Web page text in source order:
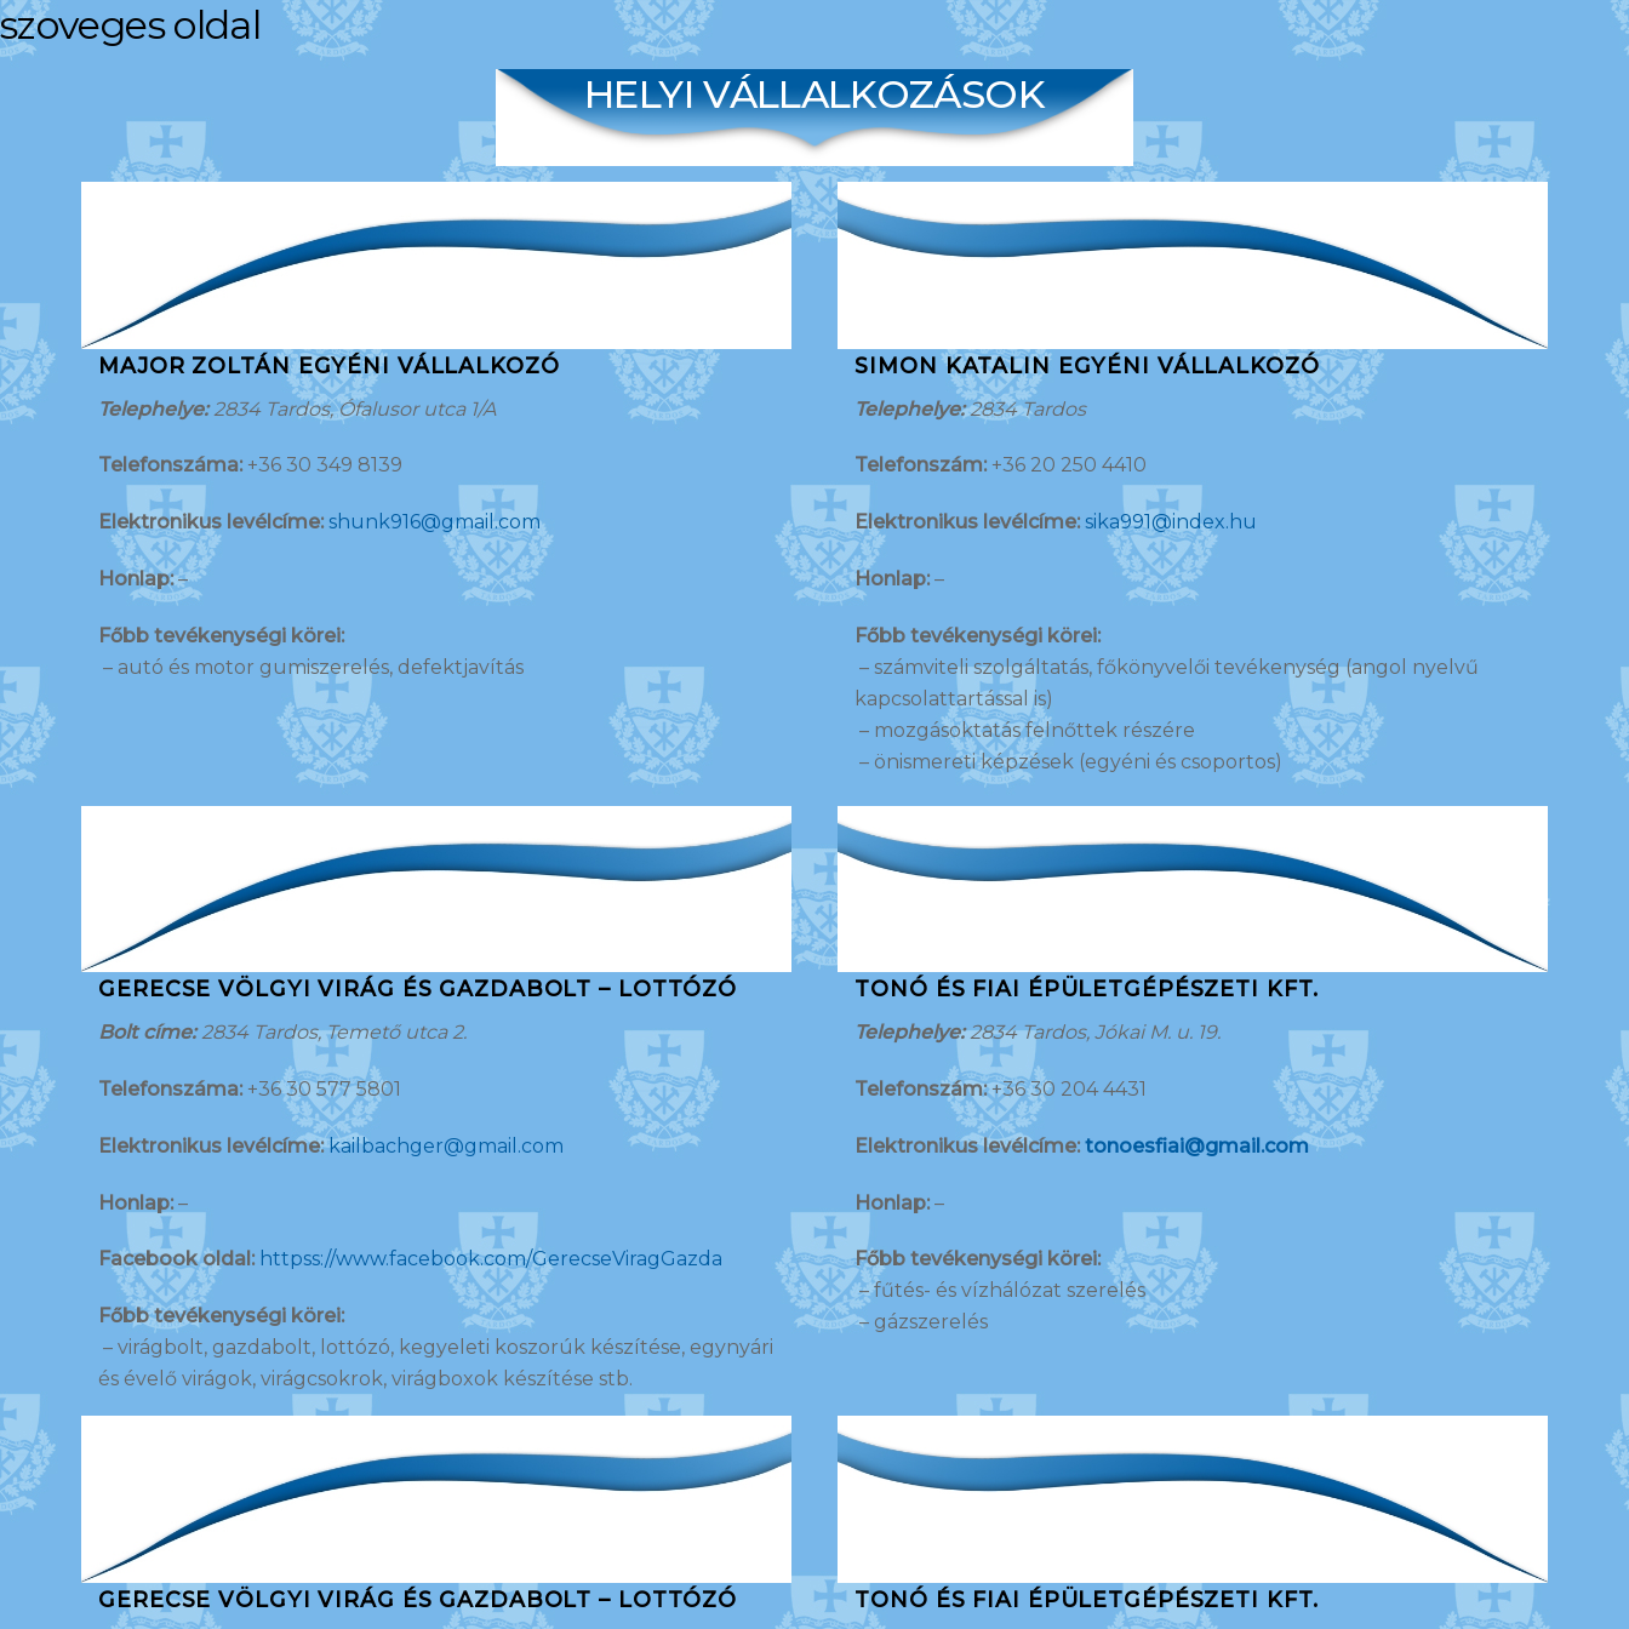
szoveges oldal
HELYI VÁLLALKOZÁSOK
MAJOR ZOLTÁN EGYÉNI VÁLLALKOZÓ
Telephelye:2834 Tardos, Ófalusor utca 1/A
Telefonszáma: +36 30 349 8139
Elektronikus levélcíme: shunk916@gmail.com
Honlap:–
Főbb tevékenységi körei:
– autó és motor gumiszerelés, defektjavítás
SIMON KATALIN EGYÉNI VÁLLALKOZÓ
Telephelye:2834 Tardos
Telefonszám: +36 20 250 4410
Elektronikus levélcíme:sika991@index.hu
Honlap: –
Főbb tevékenységi körei:
– számviteli szolgáltatás, főkönyvelői tevékenység (angol nyelvű
kapcsolattartással is)
– mozgásoktatás felnőttek részére
– önismereti képzések (egyéni és csoportos)
GERECSE VÖLGYI VIRÁG ÉS GAZDABOLT – LOTTÓZÓ
Bolt címe:2834 Tardos, Temető utca 2.
Telefonszáma: +36 30 577 5801
Elektronikus levélcíme:kailbachger@gmail.com
Honlap: –
Facebook oldal: httpss://www.facebook.com/GerecseViragGazda
Főbb tevékenységi körei:
– virágbolt, gazdabolt, lottózó, kegyeleti koszorúk készítése, egynyári
és évelő virágok, virágcsokrok, virágboxok készítése stb.
TONÓ ÉS FIAI ÉPÜLETGÉPÉSZETI KFT.
Telephelye:2834 Tardos, Jókai M. u. 19.
Telefonszám:+36 30 204 4431
Elektronikus levélcíme:tonoesfiai@gmail.com
Honlap: –
Főbb tevékenységi körei:
– fűtés- és vízhálózat szerelés
– gázszerelés
GERECSE VÖLGYI VIRÁG ÉS GAZDABOLT – LOTTÓZÓ TONÓ ÉS FIAI ÉPÜLETGÉPÉSZETI KFT.